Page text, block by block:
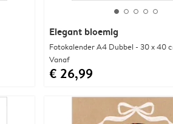
Elegant bloemig
Fotokalender A4 Dubbel - 30 x 40
Vanaf
€ 26,99